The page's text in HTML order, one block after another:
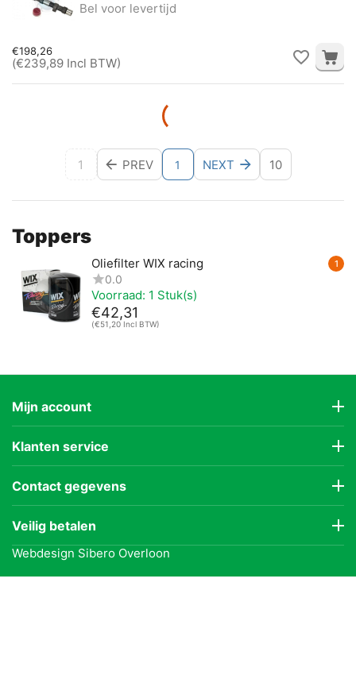
Bel voor levertijd
€198,26
(€239,89 Incl BTW)
1 PREV 1 NEXT 10
Toppers
1
Oliefilter WIX racing
0.0
Voorraad: 1 Stuk(s)
€42,31
(€51,20 Incl BTW)
Mijn account
Klanten service
Contact gegevens
Veilig betalen
Webdesign Sibero Overloon